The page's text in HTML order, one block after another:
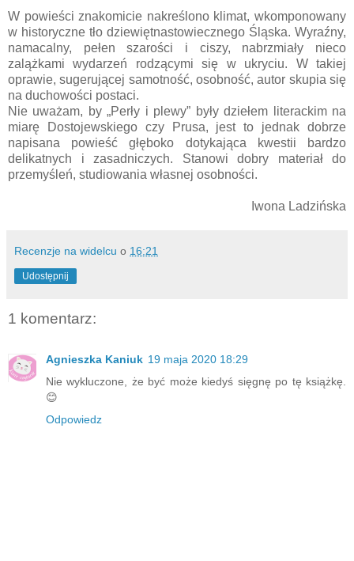
W powieści znakomicie nakreślono klimat, wkomponowany
w historyczne tło dziewiętnastowiecznego Śląska. Wyraźny,
namacalny, pełen szarości i ciszy, nabrzmiały nieco
zalążkami wydarzeń rodzącymi się w ukryciu. W takiej
oprawie, sugerującej samotność, osobność, autor skupia się
na duchowości postaci.
Nie uważam, by „Perły i plewy” były dziełem literackim na
miarę Dostojewskiego czy Prusa, jest to jednak dobrze
napisana powieść głęboko dotykająca kwestii bardzo
delikatnych i zasadniczych. Stanowi dobry materiał do
przemyśleń, studiowania własnej osobności.
Iwona Ladzińska
Recenzje na widelcu o 16:21
Udostępnij
1 komentarz:
Agnieszka Kaniuk 19 maja 2020 18:29
Nie wykluczone, że być może kiedyś sięgnę po tę książkę.
😊
Odpowiedz